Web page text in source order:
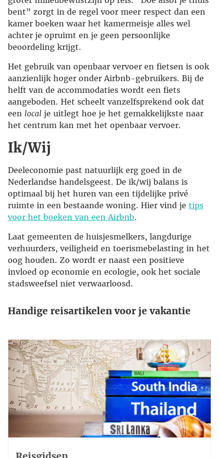
bent” zorgt in de regel voor meer respect dan een
kamer boeken waar het kamermeisje alles wel
achter je opruimt en je geen persoonlijke
beoordeling krijgt.
Het gebruik van openbaar vervoer en fietsen is ook
aanzienlijk hoger onder Airbnb-gebruikers. Bij de
helft van de accommodaties wordt een fiets
aangeboden. Het scheelt vanzelfsprekend ook dat
een local je uitlegt hoe je het gemakkelijkste naar
het centrum kan met het openbaar vervoer.
Ik/Wij
Deeleconomie past natuurlijk erg goed in de
Nederlandse handelsgeest. De ik/wij balans is
optimaal bij het huren van een tijdelijke privé
ruimte in een bestaande woning. Hier vind je tips
voor het boeken van een Airbnb.
Laat gemeenten de huisjesmelkers, langdurige
verhuurders, veiligheid en toerismebelasting in het
oog houden. Zo wordt er naast een positieve
invloed op economie en ecologie, ook het sociale
stadsweefsel niet verwaarloosd.
Handige reisartikelen voor je vakantie